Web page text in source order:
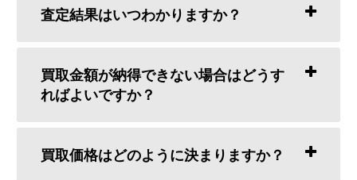
査定結果はいつわかりますか？
買取金額が納得できない場合はどうす
ればよいですか？
買取価格はどのように決まりますか？